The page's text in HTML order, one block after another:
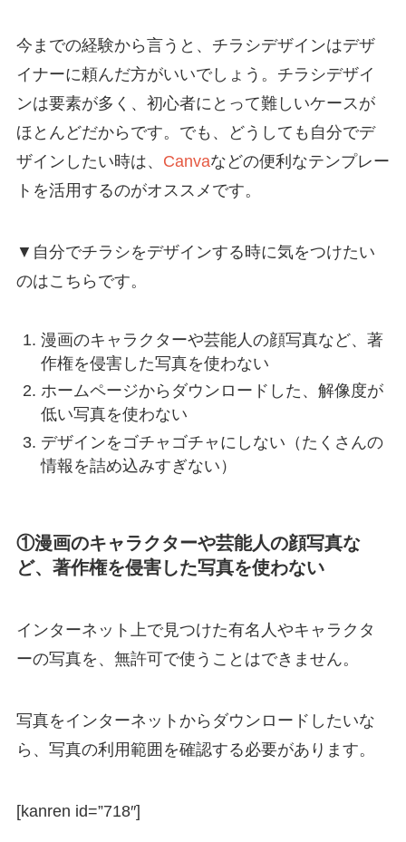
今までの経験から言うと、チラシデザインはデザ
イナーに頼んだ方がいいでしょう。チラシデザイ
ンは要素が多く、初心者にとって難しいケースが
ほとんどだからです。でも、どうしても自分でデ
ザインしたい時は、 Canvaなどの便利なテンプレー
トを活用するのがオススメです。
▼自分でチラシをデザインする時に気をつけたい
のはこちらです。
漫画のキャラクターや芸能人の顔写真など、著
作権を侵害した写真を使わない
ホームページからダウンロードした、解像度が
低い写真を使わない
デザインをゴチャゴチャにしない（たくさんの
情報を詰め込みすぎない）
①漫画のキャラクターや芸能人の顔写真な
ど、著作権を侵害した写真を使わない
インターネット上で見つけた有名人やキャラクタ
ーの写真を、無許可で使うことはできません。
写真をインターネットからダウンロードしたいな
ら、写真の利用範囲を確認する必要があります。
[kanren id=”718″]